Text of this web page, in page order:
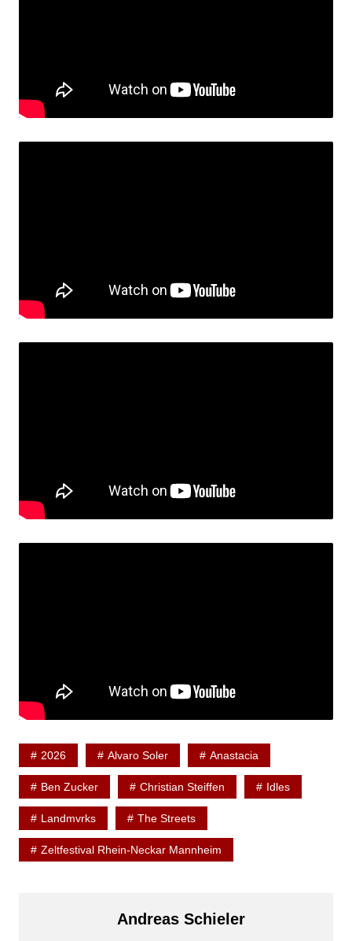
2026 Alvaro Soler Anastacia
Ben Zucker Christian Steiffen Idles
Landmvrks The Streets
Zeltfestival Rhein-Neckar Mannheim
Andreas Schieler